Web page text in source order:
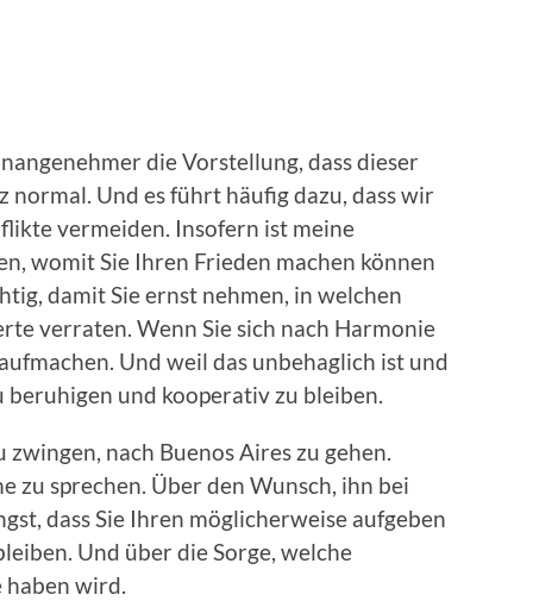
die Vorstellung, dass dieser
normal. Und es führt häufig dazu, dass wir
vermeiden. Insofern ist meine
womit Sie Ihren Frieden machen können
damit Sie ernst nehmen, in welchen
verraten. Wenn Sie sich nach Harmonie
Und weil das unbehaglich ist und
und kooperativ zu bleiben.
nach Buenos Aires zu gehen.
zu sprechen. Über den Wunsch, ihn bei
dass Sie Ihren möglicherweise aufgeben
Und über die Sorge, welche
haben wird.